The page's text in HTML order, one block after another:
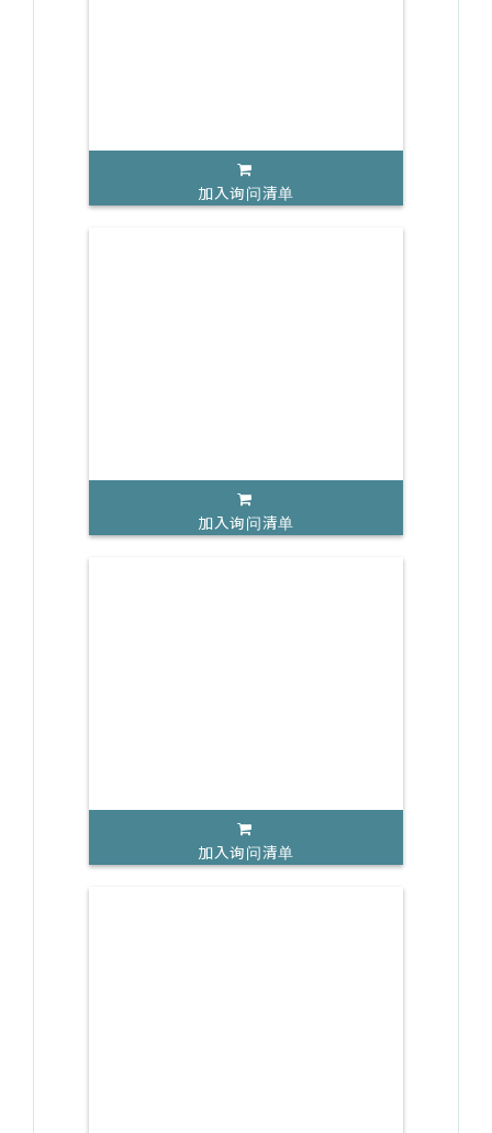
加入询问清单
加入询问清单
加入询问清单